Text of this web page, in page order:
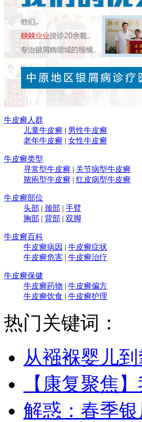
牛皮癣人群
儿童牛皮癣 | 男性牛皮癣
老年牛皮癣 | 女性牛皮癣
牛皮癣类型
寻常型牛皮癣 | 关节病型牛皮癣
脓疱型牛皮癣 | 红皮病型牛皮癣
牛皮癣部位
头部 | 颈部 | 手臂
胸部 | 背部 | 双脚
牛皮癣百科
牛皮癣病因 | 牛皮癣症状
牛皮癣危害 | 牛皮癣治疗
牛皮癣保健
牛皮癣药物 | 牛皮癣偏方
牛皮癣饮食 | 牛皮癣护理
热门关键词：
从襁褓婴儿
【康复聚焦
解惑：春季